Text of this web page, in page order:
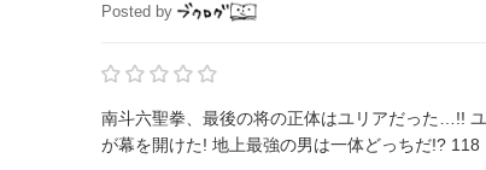
Posted by
南斗六聖拳、最後の将の正体はユリアだった…!!
が幕